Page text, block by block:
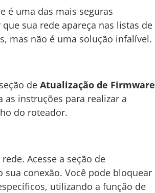
é uma das mais seguras
sua rede apareça nas listas de
mas não é uma solução infalível.
de Atualização de Firmware
as instruções para realizar a
do roteador.
Acesse a seção de
conexão. Você pode bloquear
utilizando a função de